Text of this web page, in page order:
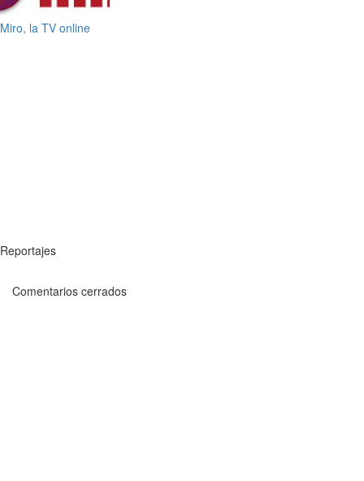
Miro, la TV online
Reportajes
Comentarios cerrados